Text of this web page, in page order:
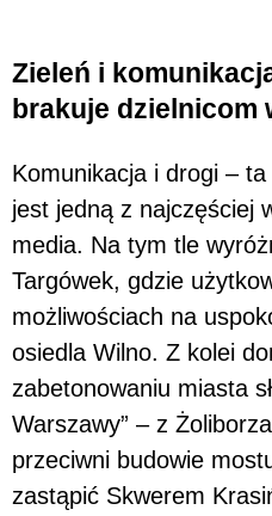
Zieleń i
brakuje dzielnicom
Komunikacja i drogi –
jest jedną z najczęściej
media. Na tym tle
Targówek, gdzie
możliwościach na
osiedla Wilno. Z kolei
zabetonowaniu miasta
Warszawy” – z
przeciwni budowie
zastąpić Skwerem